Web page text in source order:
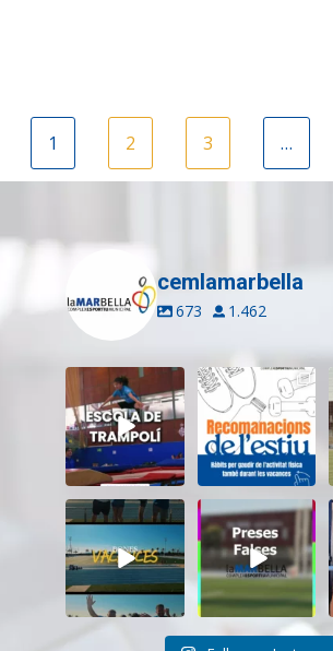
1 2 3 …
cemlamarbella
673 1.462
Inscriu-te a
l’Escola de
Trampolí del
CEM...
13 0
Aquest estiu,
continua movent-
te i cuidant-te! ...
5 0
Tanquem una
nova temporada
al CEM La Mar
Bella....
27 1
Darrere de cada
vídeo... també hi
ha moments...
26 2